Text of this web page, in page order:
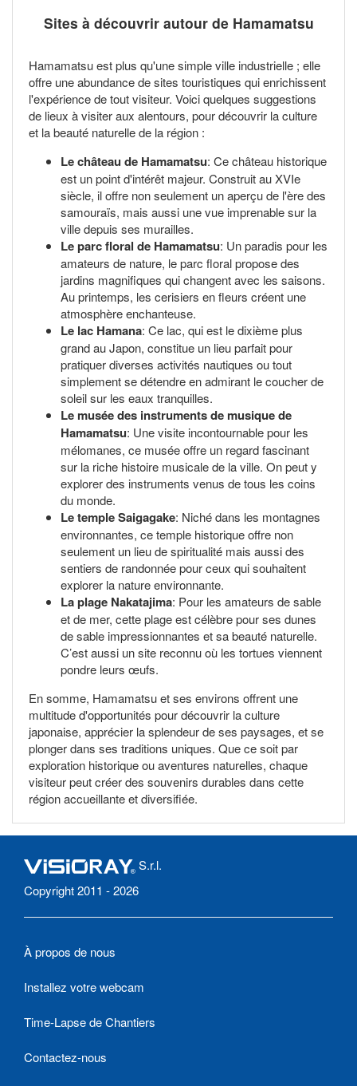
Sites à découvrir autour de Hamamatsu
Hamamatsu est plus qu'une simple ville industrielle ; elle
offre une abundance de sites touristiques qui enrichissent
l'expérience de tout visiteur. Voici quelques suggestions
de lieux à visiter aux alentours, pour découvrir la culture
et la beauté naturelle de la région :
Le château de Hamamatsu: Ce château historique
est un point d'intérêt majeur. Construit au XVIe
siècle, il offre non seulement un aperçu de l'ère des
samouraïs, mais aussi une vue imprenable sur la
ville depuis ses murailles.
Le parc floral de Hamamatsu: Un paradis pour les
amateurs de nature, le parc floral propose des
jardins magnifiques qui changent avec les saisons.
Au printemps, les cerisiers en fleurs créent une
atmosphère enchanteuse.
Le lac Hamana: Ce lac, qui est le dixième plus
grand au Japon, constitue un lieu parfait pour
pratiquer diverses activités nautiques ou tout
simplement se détendre en admirant le coucher de
soleil sur les eaux tranquilles.
Le musée des instruments de musique de
Hamamatsu: Une visite incontournable pour les
mélomanes, ce musée offre un regard fascinant
sur la riche histoire musicale de la ville. On peut y
explorer des instruments venus de tous les coins
du monde.
Le temple Saigagake: Niché dans les montagnes
environnantes, ce temple historique offre non
seulement un lieu de spiritualité mais aussi des
sentiers de randonnée pour ceux qui souhaitent
explorer la nature environnante.
La plage Nakatajima: Pour les amateurs de sable
et de mer, cette plage est célèbre pour ses dunes
de sable impressionnantes et sa beauté naturelle.
C’est aussi un site reconnu où les tortues viennent
pondre leurs œufs.
En somme, Hamamatsu et ses environs offrent une
multitude d'opportunités pour découvrir la culture
japonaise, apprécier la splendeur de ses paysages, et se
plonger dans ses traditions uniques. Que ce soit par
exploration historique ou aventures naturelles, chaque
visiteur peut créer des souvenirs durables dans cette
région accueillante et diversifiée.
S.r.l.
Copyright 2011 - 2026
À propos de nous
Installez votre webcam
Time-Lapse de Chantiers
Contactez-nous